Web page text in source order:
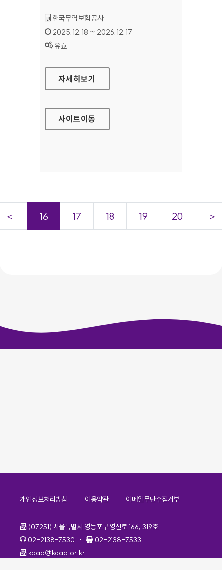
기관명 :
한국무역보험공사
인증기간 :
2025.12.18 ~ 2026.12.17
상태 :
유효
KSUREON
자세히보기
사이트이동
＜ 16 17 18 19 20 ＞
개인정보처리방침 이용약관 이메일무단수집거부
주소
(07251) 서울특별시 영등포구 영신로 166, 319호
전화번호
02-2138-7530 · 팩스번호
02-2138-7533
이메일
kdaa@kdaa.or.kr